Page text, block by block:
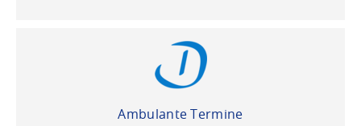
Ambulante Termine